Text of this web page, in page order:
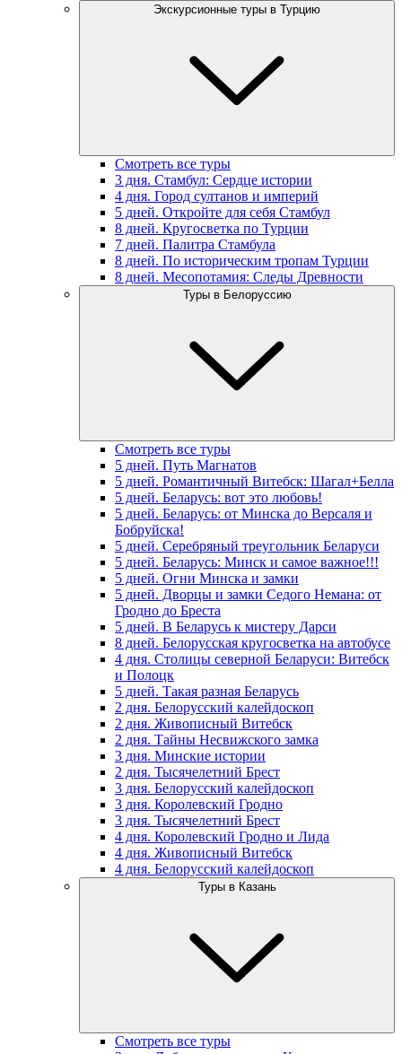
Экскурсионные туры в Турцию
Смотреть все туры
3 дня. Стамбул: Сердце истории
4 дня. Город султанов и империй
5 дней. Откройте для себя Стамбул
8 дней. Кругосветка по Турции
7 дней. Палитра Стамбула
8 дней. По историческим тропам Турции
8 дней. Месопотамия: Следы Древности
Туры в Белоруссию
Смотреть все туры
5 дней. Путь Магнатов
5 дней. Романтичный Витебск: Шагал+Белла
5 дней. Беларусь: вот это любовь!
5 дней. Беларусь: от Минска до Версаля и
Бобруйска!
5 дней. Серебряный треугольник Беларуси
5 дней. Беларусь: Минск и самое важное!!!
5 дней. Огни Минска и замки
5 дней. Дворцы и замки Седого Немана: от
Гродно до Бреста
5 дней. В Беларусь к мистеру Дарси
8 дней. Белорусская кругосветка на автобусе
4 дня. Столицы северной Беларуси: Витебск
и Полоцк
5 дней. Такая разная Беларусь
2 дня. Белорусский калейдоскоп
2 дня. Живописный Витебск
2 дня. Тайны Несвижского замка
3 дня. Минские истории
2 дня. Тысячелетний Брест
3 дня. Белорусский калейдоскоп
3 дня. Королевский Гродно
3 дня. Тысячелетний Брест
4 дня. Королевский Гродно и Лида
4 дня. Живописный Витебск
4 дня. Белорусский калейдоскоп
Туры в Казань
Смотреть все туры